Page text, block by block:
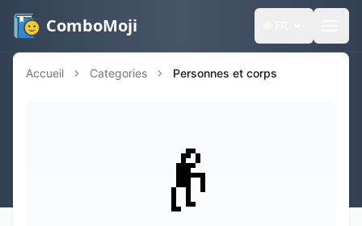
ComboMoji
Accueil Categories Personnes et corps
👴